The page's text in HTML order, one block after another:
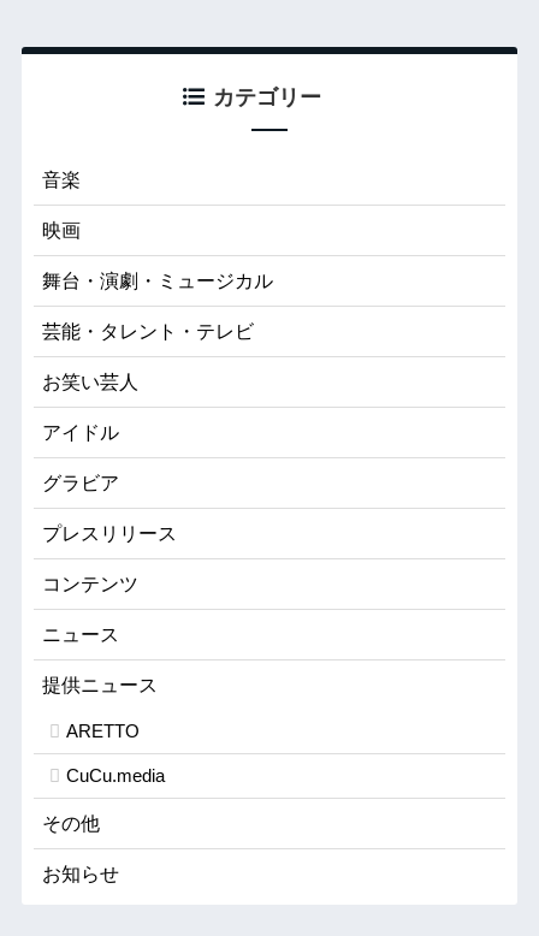
カテゴリー
音楽
映画
舞台・演劇・ミュージカル
芸能・タレント・テレビ
お笑い芸人
アイドル
グラビア
プレスリリース
コンテンツ
ニュース
提供ニュース
ARETTO
CuCu.media
その他
お知らせ